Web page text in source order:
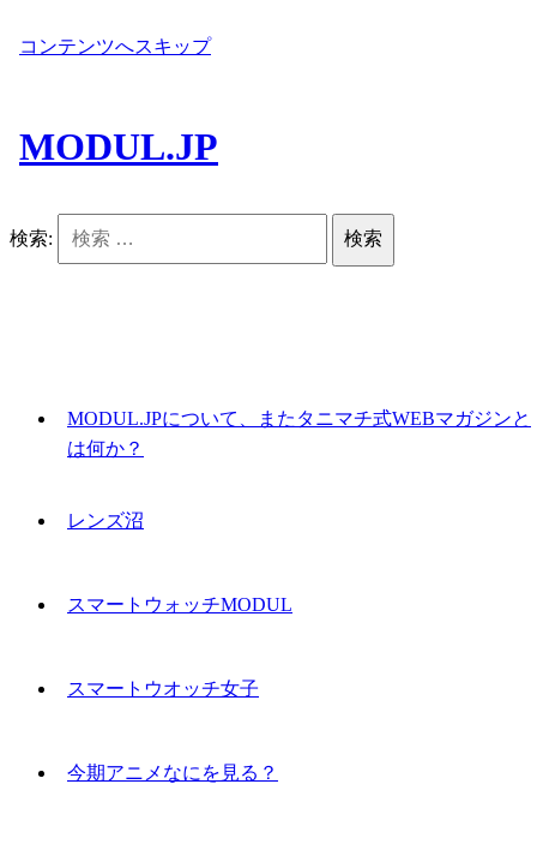
コンテンツへスキップ
MODUL.JP
検索:
MODUL.JPについて、またタニマチ式WEBマガジンと
は何か？
レンズ沼
スマートウォッチMODUL
スマートウオッチ女子
今期アニメなにを見る？